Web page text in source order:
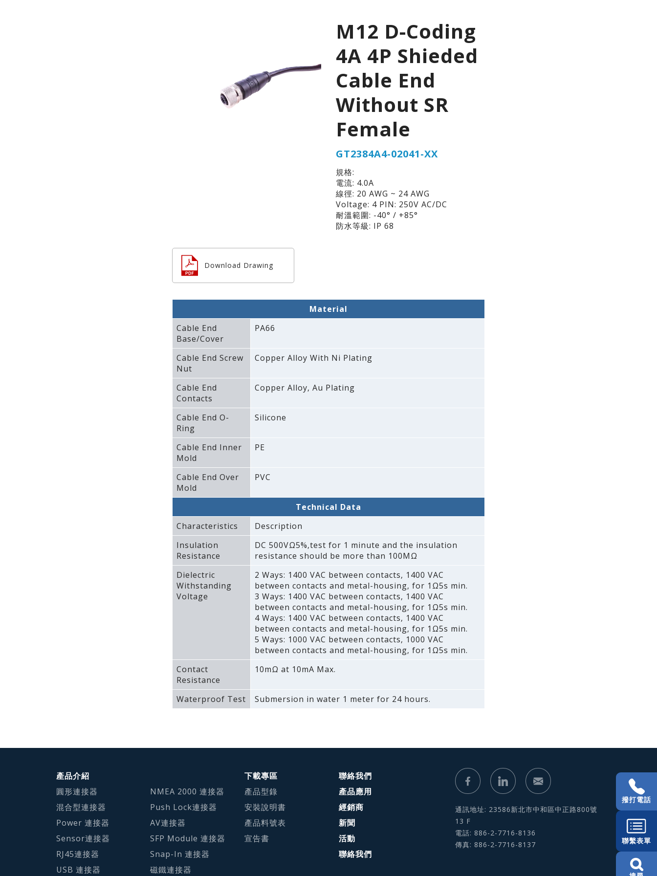
M12 D-Coding
4A 4P Shieded
Cable End
Without SR
Female
GT2384A4-02041-XX
規格:
電流: 4.0A
線徑: 20 AWG ~ 24 AWG
Voltage: 4 PIN: 250V AC/DC
耐溫範圍: -40° / +85°
防水等級: IP 68
Download Drawing
Material
Cable End
Base/Cover
PA66
Cable End Screw
Nut
Copper Alloy With Ni Plating
Cable End
Contacts
Copper Alloy‚ Au Plating
Cable End O-
Ring
Silicone
Cable End Inner
Mold
PE
Cable End Over
Mold
PVC
Technical Data
Characteristics
Description
Insulation
Resistance
DC 500VΩ5%‚test for 1 minute and the insulation
resistance should be more than 100MΩ
Dielectric
Withstanding
Voltage
2 Ways: 1400 VAC between contacts‚ 1400 VAC
between contacts and metal-housing‚ for 1Ω5s min.
3 Ways: 1400 VAC between contacts‚ 1400 VAC
between contacts and metal-housing‚ for 1Ω5s min.
4 Ways: 1400 VAC between contacts‚ 1400 VAC
between contacts and metal-housing‚ for 1Ω5s min.
5 Ways: 1000 VAC between contacts‚ 1000 VAC
between contacts and metal-housing‚ for 1Ω5s min.
Contact
Resistance
10mΩ at 10mA Max.
Waterproof Test Submersion in water 1 meter for 24 hours.
產品介紹
圓形連接器
混合型連接器
Power 連接器
Sensor連接器
RJ45連接器
USB 連接器
NMEA 2000 連接器
Push Lock連接器
AV連接器
SFP Module 連接器
Snap-In 連接器
磁鐵連接器
下載專區
產品型錄
安裝說明書
產品料號表
宣告書
聯絡我們
產品應用
經銷商
新聞
活動
聯絡我們
通訊地址: 23586新北市中和區中正路800號
13 F
電話: 886-2-7716-8136
傳真: 886-2-7716-8137
撥打電話
聯繫表單